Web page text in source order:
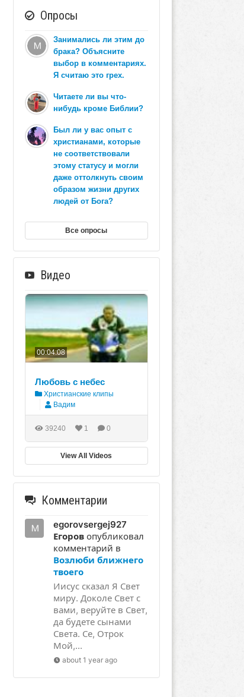
Опросы
Занимались ли этим до
брака? Объясните
выбор в комментариях.
Я считаю это грех.
Читаете ли вы что-
нибудь кроме Библии?
Был ли у вас опыт с
христианами, которые
не соответствовали
этому статусу и могли
даже оттолкнуть своим
образом жизни других
людей от Бога?
Все опросы
Видео
00:04:08
Любовь с небес
Христианские клипы
Вадим
39240 1 0
View All Videos
Комментарии
egorovsergej927
Егоровопубликовал
комментарий в
Возлюби ближнего
твоего
Иисус сказал Я Свет
миру. Доколе Свет с
вами, веруйте в Свет,
да будете сынами
Света. Се, Отрок
Мой,...
about 1 year ago